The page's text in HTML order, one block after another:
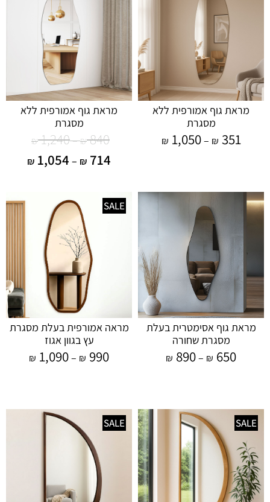
מראת גוף אמורפית ללא
מסגרת
₪ 351
–
₪ 1,050
מראת גוף אמורפית ללא
מסגרת
₪840
–
₪1,240
₪ 714
–
₪ 1,054
מראת גוף אסימטרית בעלת
מסגרת שחורה
₪ 650
–
₪ 890
SALE
מראה אמורפית בעלת מסגרת
עץ בגוון אגוז
₪ 990
–
₪ 1,090
SALE
SALE